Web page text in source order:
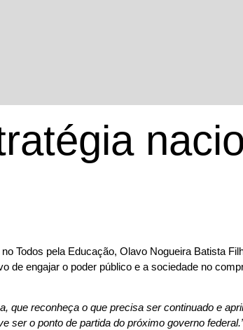
Todos pela Educação, Olavo Nogueira Batista
de engajar o poder público e a sociedade no
que reconheça o que precisa ser continuado e
o ponto de partida do próximo governo